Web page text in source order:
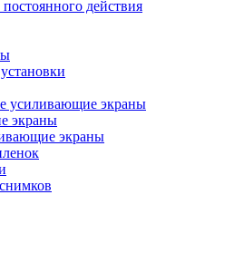
действия
усиливающие экраны
экраны
экраны